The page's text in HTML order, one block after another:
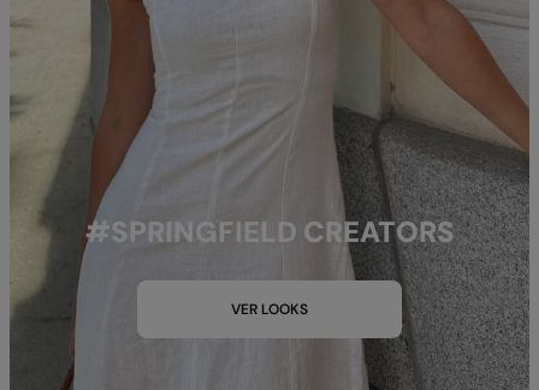
#SPRINGFIELD CREATORS
VER LOOKS